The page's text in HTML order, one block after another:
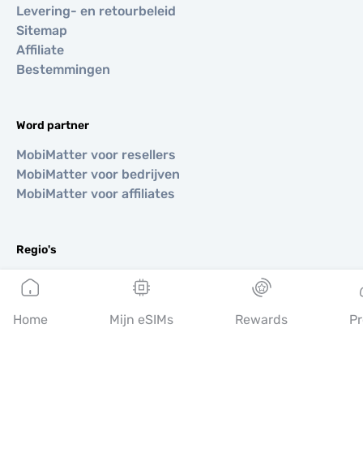
Levering- en retourbeleid
Sitemap
Affiliate
Bestemmingen
Word partner
MobiMatter voor resellers
MobiMatter voor bedrijven
MobiMatter voor affiliates
Regio's
eSIM voor Europa
eSIM voor Azië
eSIM voor Amerika
Home Mijn eSIMs Rewards